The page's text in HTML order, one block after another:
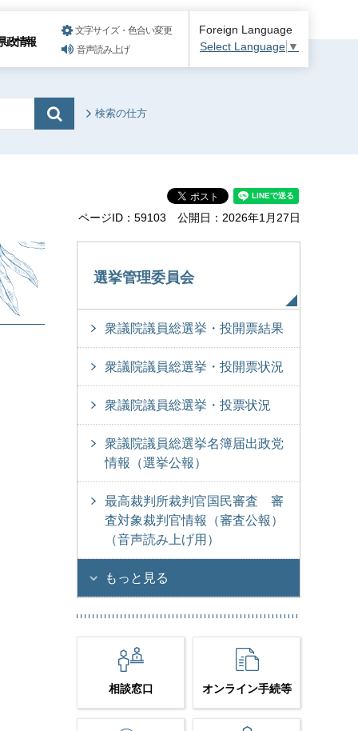
政情報
文字サイズ・色合い変更
音声読み上げ
Foreign Language
Select Language ▼
検索の仕方
ページID：59103 公開日：2026年1月27日
選挙管理委員会
衆議院議員総選挙・投開票結果
衆議院議員総選挙・投開票状況
衆議院議員総選挙・投票状況
衆議院議員総選挙名簿届出政党
情報（選挙公報）
最高裁判所裁判官国民審査 審
査対象裁判官情報（審査公報）
（音声読み上げ用）
もっと見る
相談窓口 オンライン手続等